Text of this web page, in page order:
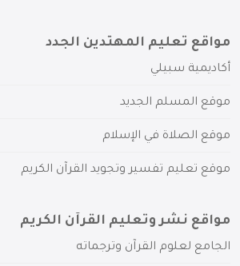
مواقع تعليم المهتدين الجدد
أكاديمية سبيلي
موقع المسلم الجديد
موقع الصلاة في الإسلام
موقع تعليم تفسير وتجويد القرآن الكريم
مواقع نشر وتعليم القرآن الكريم
الجامع لعلوم القرآن وترجماته